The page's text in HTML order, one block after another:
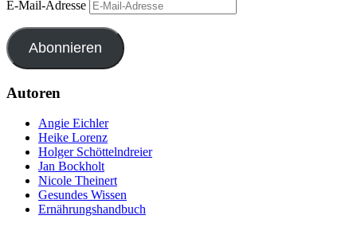
E-Mail-Adresse
Abonnieren
Autoren
Angie Eichler
Heike Lorenz
Holger Schöttelndreier
Jan Bockholt
Nicole Theinert
Gesundes Wissen
Ernährungshandbuch